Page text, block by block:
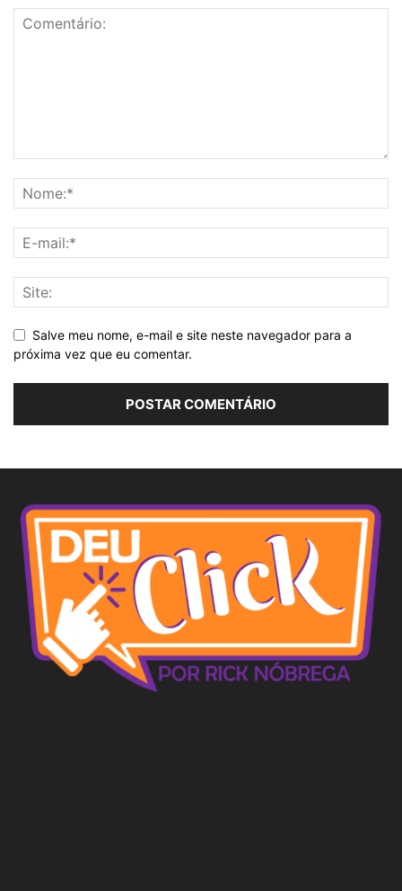
Salve meu nome, e-mail e site neste navegador para a
próxima vez que eu comentar.